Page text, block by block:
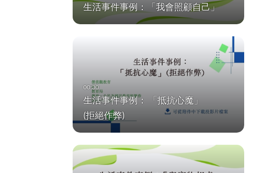
生活事件事例：「我會照顧自己」
生活事件事例： 「抵抗心魔」
(拒絕作弊)